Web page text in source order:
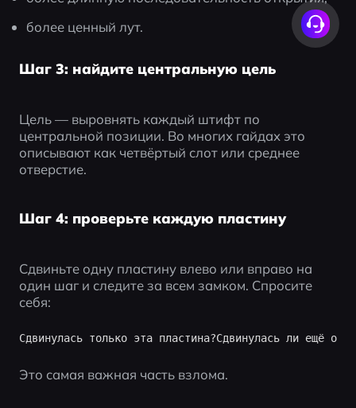
более ценный лут.
Шаг 3: найдите центральную цель
Цель — выровнять каждый штифт по
центральной позиции. Во многих гайдах это
описывают как четвёртый слот или среднее
отверстие.
Шаг 4: проверьте каждую пластину
Сдвиньте одну пластину влево или вправо на
один шаг и следите за всем замком. Спросите
себя:
Это самая важная часть взлома.